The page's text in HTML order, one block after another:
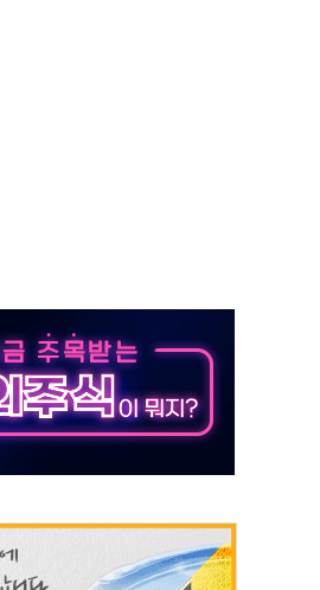
개 과제 손본다
전 고조
국정"
결